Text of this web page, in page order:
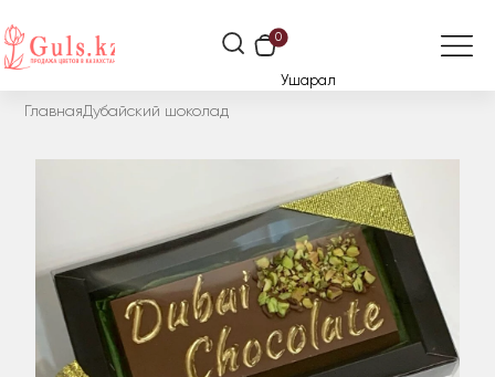
0
Ушарал
ГлавнаяДубайский шоколад